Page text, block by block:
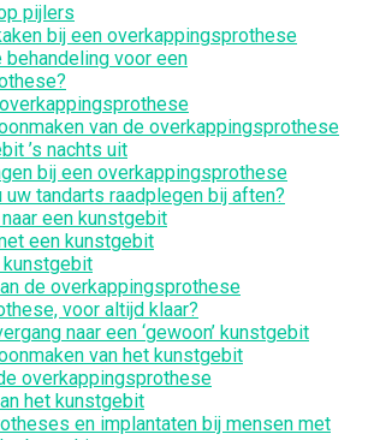
pijlers
bij een overkappingsprothese
voor een
van de overkappingsprothese
’s nachts uit
bij een overkappingsprothese
uw tandarts raadplegen bij aften?
een kunstgebit
een kunstgebit
kunstgebit
de overkappingsprothese
voor altijd klaar?
naar een ‘gewoon’ kunstgebit
van het kunstgebit
overkappingsprothese
het kunstgebit
en implantaten bij mensen met